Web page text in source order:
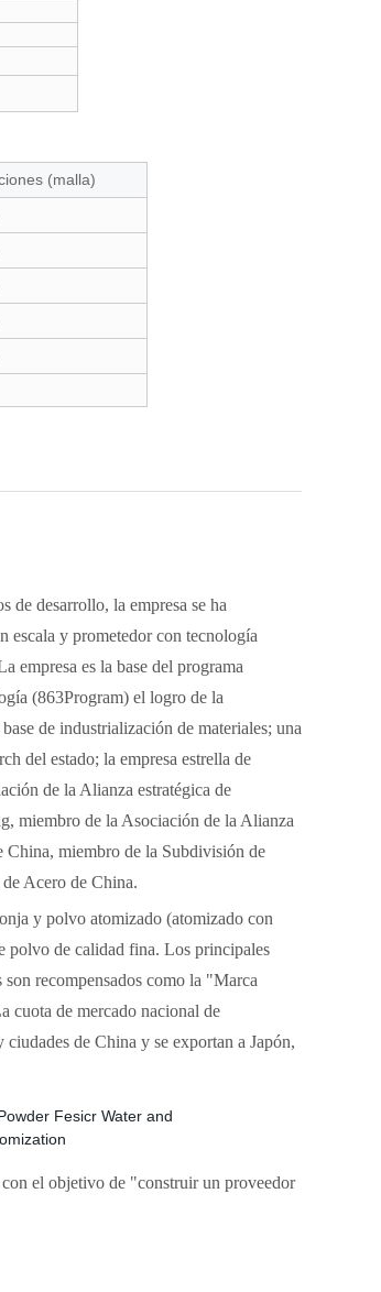
(malla)
desarrollo, la empresa se ha
escala y prometedor con tecnología
empresa es la base del programa
(863Program) el logro de la
de industrialización de materiales; una
del estado; la empresa estrella de
de la Alianza estratégica de
miembro de la Asociación de la Alianza
China, miembro de la Subdivisión de
Acero de China.
y polvo atomizado (atomizado con
polvo de calidad fina. Los principales
recompensados como la "Marca
cuota de mercado nacional de
de China y se exportan a Japón,
el objetivo de "construir un proveedor